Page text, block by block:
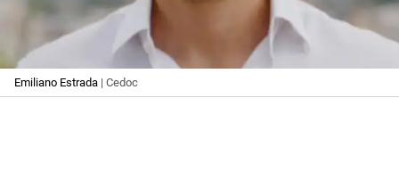
Emiliano Estrada | Cedoc